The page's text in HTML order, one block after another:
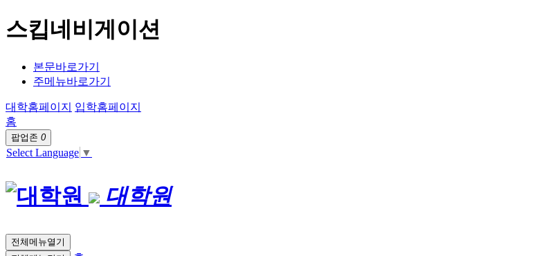
스킵네비게이션
본문바로가기
주메뉴바로가기
대학홈페이지
입학홈페이지
홈
팝업존 0
Select Language ▼
대학원
전체메뉴열기